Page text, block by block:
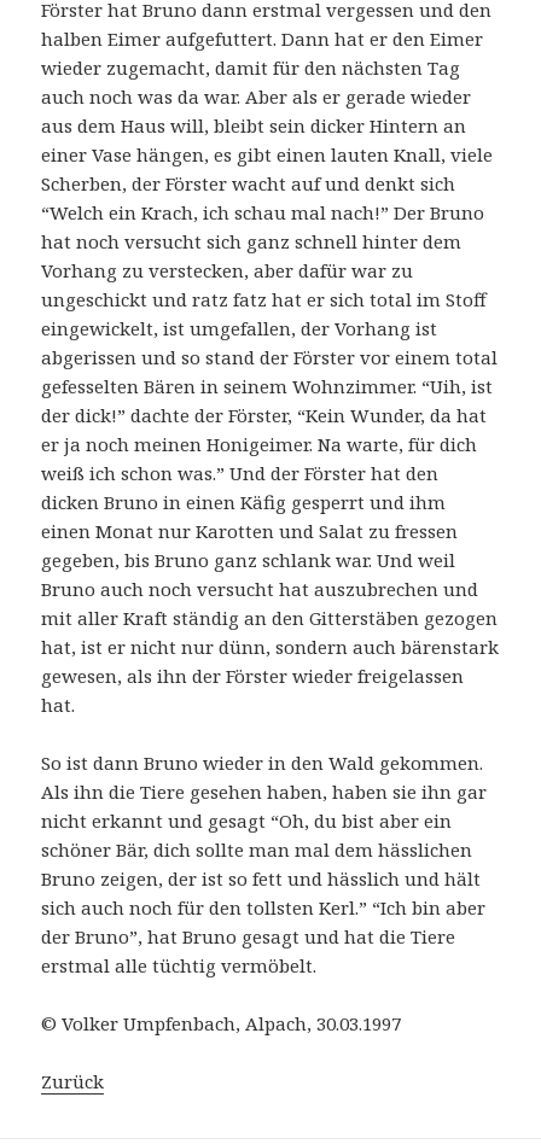
Förster hat Bruno dann erstmal vergessen und den
halben Eimer aufgefuttert. Dann hat er den Eimer
wieder zugemacht, damit für den nächsten Tag
auch noch was da war. Aber als er gerade wieder
aus dem Haus will, bleibt sein dicker Hintern an
einer Vase hängen, es gibt einen lauten Knall, viele
Scherben, der Förster wacht auf und denkt sich
“Welch ein Krach, ich schau mal nach!” Der Bruno
hat noch versucht sich ganz schnell hinter dem
Vorhang zu verstecken, aber dafür war zu
ungeschickt und ratz fatz hat er sich total im Stoff
eingewickelt, ist umgefallen, der Vorhang ist
abgerissen und so stand der Förster vor einem total
gefesselten Bären in seinem Wohnzimmer. “Uih, ist
der dick!” dachte der Förster, “Kein Wunder, da hat
er ja noch meinen Honigeimer. Na warte, für dich
weiß ich schon was.” Und der Förster hat den
dicken Bruno in einen Käfig gesperrt und ihm
einen Monat nur Karotten und Salat zu fressen
gegeben, bis Bruno ganz schlank war. Und weil
Bruno auch noch versucht hat auszubrechen und
mit aller Kraft ständig an den Gitterstäben gezogen
hat, ist er nicht nur dünn, sondern auch bärenstark
gewesen, als ihn der Förster wieder freigelassen
hat.
So ist dann Bruno wieder in den Wald gekommen.
Als ihn die Tiere gesehen haben, haben sie ihn gar
nicht erkannt und gesagt “Oh, du bist aber ein
schöner Bär, dich sollte man mal dem hässlichen
Bruno zeigen, der ist so fett und hässlich und hält
sich auch noch für den tollsten Kerl.” “Ich bin aber
der Bruno”, hat Bruno gesagt und hat die Tiere
erstmal alle tüchtig vermöbelt.
© Volker Umpfenbach, Alpach, 30.03.1997
Zurück